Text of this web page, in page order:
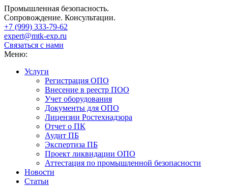
Промышленная безопасность.
Сопровождение. Консультации.
+7 (999) 333-79-62
expert@mtk-exp.ru
Связаться с нами
Меню:
Услуги
Регистрация ОПО
Внесение в реестр ПОО
Учет оборудования
Документы для ОПО
Лицензии Ростехнадзора
Отчет о ПК
Аудит ПБ
Экспертиза ПБ
Проект ликвидации ОПО
Аттестация по промышленной безопасности
Новости
Статьи